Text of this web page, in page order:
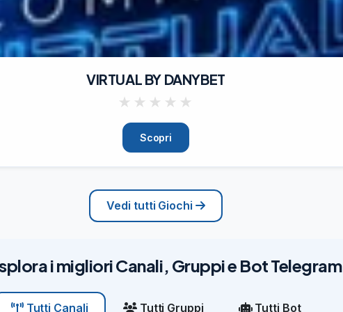
VIRTUAL BY DANYBET
★ ★ ★ ★ ★
Scopri
Vedi tutti Giochi
i migliori Canali, Gruppi e Bot Telegram
Tutti Canali Tutti Gruppi Tutti Bot